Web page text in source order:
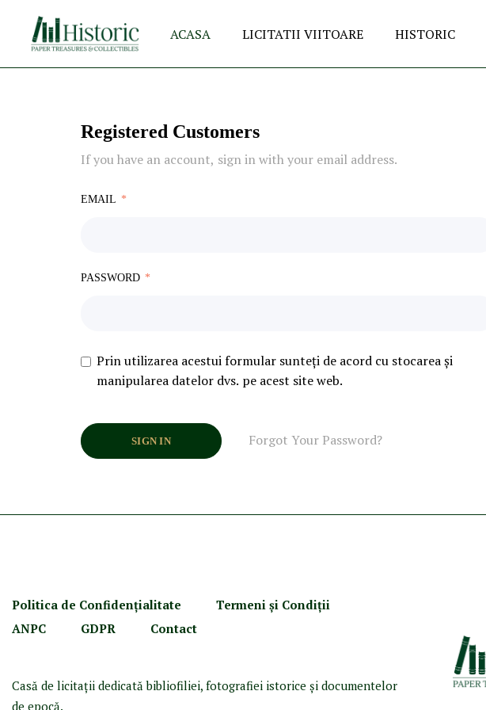
ACASA LICITATII VIITOARE HISTORIC
Registered Customers
If you have an account, sign in with your email address.
EMAIL
PASSWORD
Prin utilizarea acestui formular sunteți de acord cu stocarea și
manipularea datelor dvs. pe acest site web.
SIGN IN Forgot Your Password?
Politica de Confidenţialitate
Termeni şi Condiţii
ANPC
GDPR Contact
Casă de licitaţii dedicată bibliofiliei, fotografiei istorice şi documentelor
de epocă.